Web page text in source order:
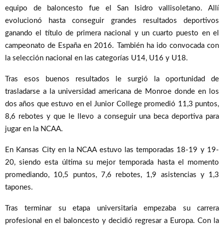
equipo de baloncesto fue el San Isidro vallisoletano. Allí
evolucionó hasta conseguir grandes resultados deportivos
ganando el título de primera nacional y un cuarto puesto en el
campeonato de España en 2016. También ha ido convocada con
la selección nacional en las categorías U14, U16 y U18.
Tras esos buenos resultados le surgió la oportunidad de
trasladarse a la universidad americana de Monroe donde en los
dos años que estuvo en el Junior College promedió 11,3 puntos,
8,6 rebotes y que le llevo a conseguir una beca deportiva para
jugar en la NCAA.
En Kansas City en la NCAA estuvo las temporadas 18-19 y 19-
20, siendo esta última su mejor temporada hasta el momento
promediando, 10,5 puntos, 7,6 rebotes, 1,9 asistencias y 1,3
tapones.
Tras terminar su etapa universitaria empezaba su carrera
profesional en el baloncesto y decidió regresar a Europa. Con la